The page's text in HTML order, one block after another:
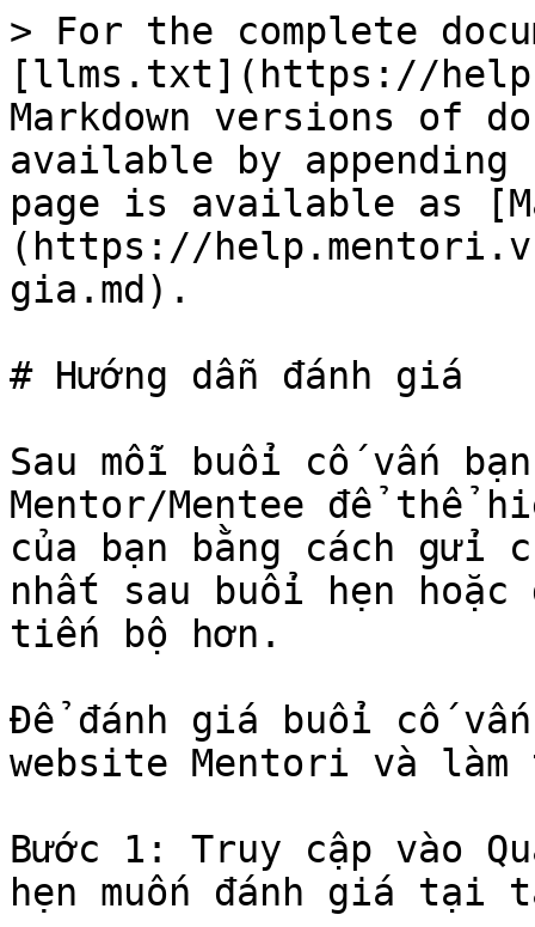
> For the complete
[llms.txt](https://
Markdown versions of
available by
page is available as
(https://
gia.md).
# Hướng dẫn đánh giá
Sau mỗi buổi cố vấn
Mentor/Mentee để thể
của bạn bằng cách gửi
nhất sau buổi hẹn hoặc
tiến bộ hơn.
Để đánh giá buổi cố
website Mentori và làm
Bước 1: Truy cập vào
hẹn muốn đánh giá tại